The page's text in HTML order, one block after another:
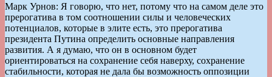
Марк Урнов: Я говорю, что нет, потому что на самом деле это
прерогатива в том соотношении силы и человеческих
потенциалов, которые в элите есть, это прерогатива
президента Путина определить основные направления
развития. А я думаю, что он в основном будет
ориентироваться на сохранение себя наверху, сохранение
стабильности, которая не дала бы возможность оппозиции